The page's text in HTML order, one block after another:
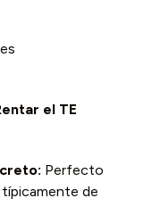
el TE
Perfecto
de